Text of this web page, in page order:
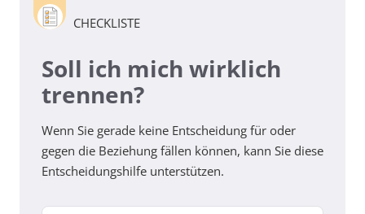
CHECKLISTE
Soll ich mich wirklich
trennen?
Wenn Sie gerade keine Entscheidung für oder
gegen die Beziehung fällen können, kann Sie diese
Entscheidungshilfe unterstützen.